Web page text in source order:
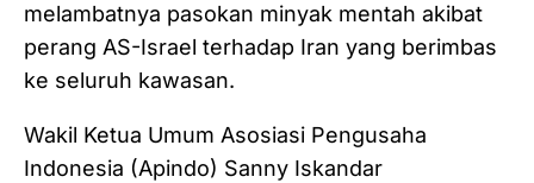
melambatnya pasokan minyak mentah akibat
perang AS-Israel terhadap Iran yang berimbas
ke seluruh kawasan.
Wakil Ketua Umum Asosiasi Pengusaha
Indonesia (Apindo) Sanny Iskandar